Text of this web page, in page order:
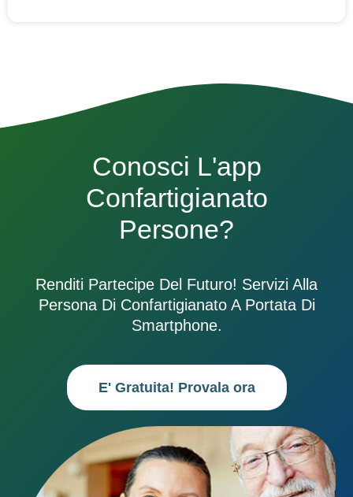
Conosci L'app
Confartigianato
Persone?
Renditi Partecipe Del Futuro! Servizi Alla
Persona Di Confartigianato A Portata Di
Smartphone.
E' Gratuita! Provala ora